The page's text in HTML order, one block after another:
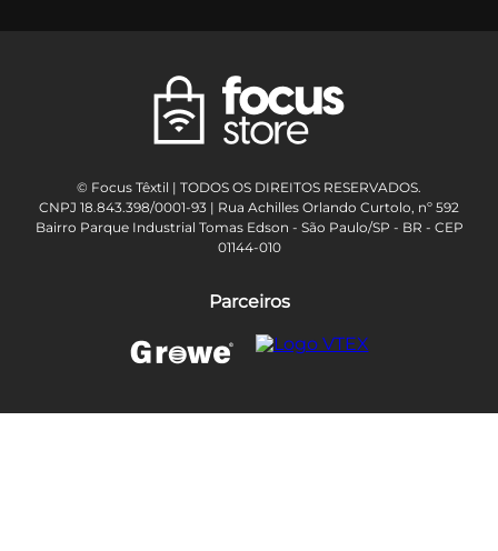
© Focus Têxtil | TODOS OS DIREITOS RESERVADOS.
CNPJ 18.843.398/0001-93 | Rua Achilles Orlando Curtolo, nº 592
Bairro Parque Industrial Tomas Edson - São Paulo/SP - BR - CEP
01144-010
Parceiros